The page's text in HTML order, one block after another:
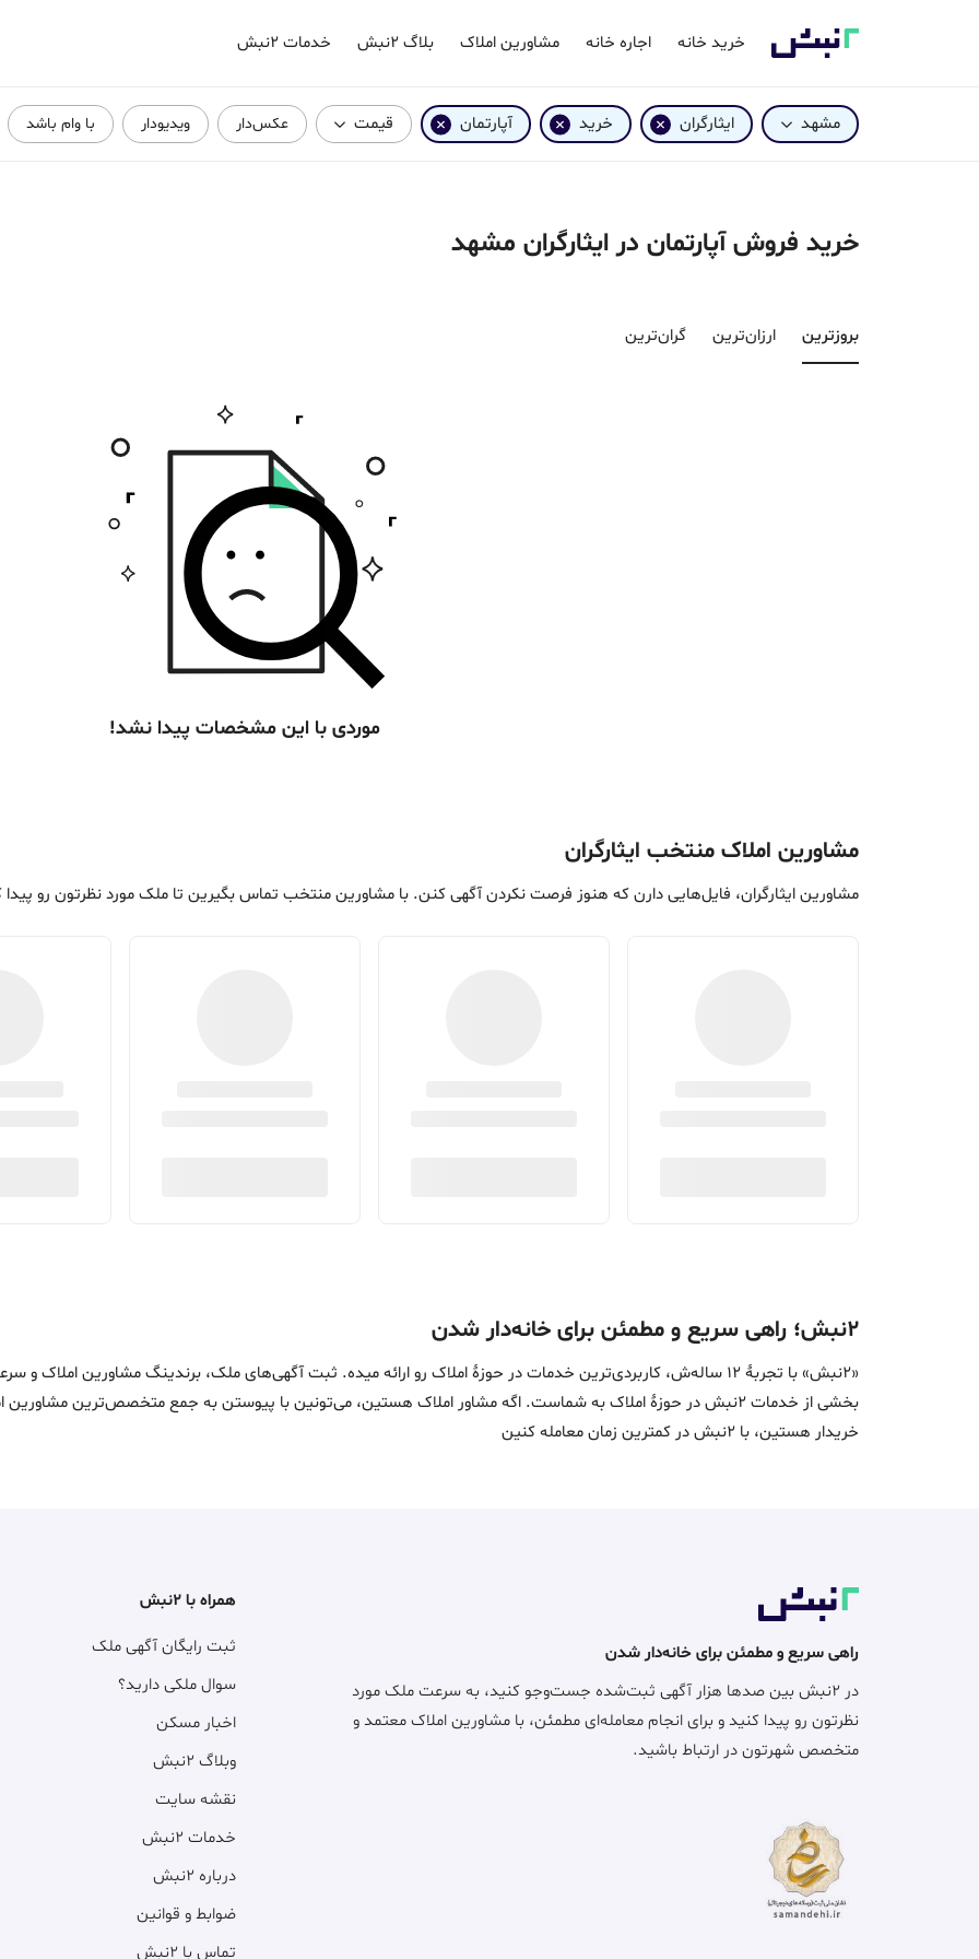
خرید خانه اجاره خانه مشاورین املاک بلاگ ۲نبش خدمات ۲نبش
مشهد ایثارگران خرید آپارتمان قیمت عکس‌دار ویدیودار با وام باشد
خرید فروش آپارتمان در ایثارگران مشهد
بروزترین‌ ارزان‌ترین گران‌ترین
موردی با این مشخصات پیدا نشد!
مشاورین املاک منتخب ایثارگران
مشاورین ایثارگران، فایل‌هایی دارن که هنوز فرصت نکردن آگهی کنن. با مشاورین منتخب تماس بگیرین تا ملک مورد نظرتون رو
۲نبش؛ راهی سریع و مطمئن برای خانه‌دار شدن
«2نبش» با تجربۀ 12 ساله‌ش، کاربردی‌ترین خدمات در حوزۀ املاک رو ارائه میده. ثبت آگهی‌های ملک، برندینگ مشاورین
بخشی از خدمات 2نبش در حوزۀ املاک به شماست. اگه مشاور املاک هستین، می‌تونین با پیوستن به جمع متخصص‌ترین
خریدار هستین، با 2نبش در کمترین زمان معامله‌ کنین
راهی سریع و مطمئن برای خانه‌دار شدن
در ۲نبش بین صدها هزار آگهی ثبت‌شده جست‌وجو کنید، به سرعت ملک مورد
نظرتون رو پیدا کنید و برای انجام معامله‌ای مطمئن، با مشاورین املاک معتمد و
متخصص شهرتون در ارتباط باشید.
همراه با ۲نبش
ثبت رایگان آگهی ملک
سوال ملکی دارید؟
اخبار مسکن
وبلاگ ۲نبش
نقشه سایت
خدمات ۲نبش
درباره ۲نبش
ضوابط و قوانین
تماس با ۲نبش